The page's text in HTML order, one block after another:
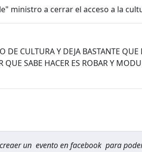
ministro a cerrar el acceso a la
CULTURA Y DEJA BASTANTE QUE
QUE SABE HACER ES ROBAR Y
un evento en facebook para